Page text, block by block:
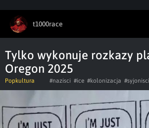
t1000race
Tylko wykonuje rozkazy
Oregon 2025
Popkultura #nazisci #ice #kolonizacja #syjonisci